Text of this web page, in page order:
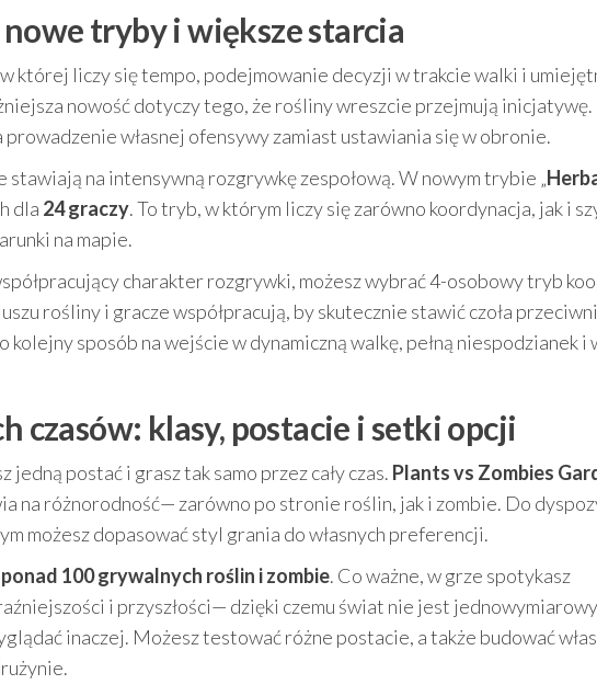
tryby i większe starcia
której liczy się tempo, podejmowanie decyzji w trakcie walki i
nowość dotyczy tego, że rośliny wreszcie przejmują inicjatywę.
prowadzenie własnej ofensywy zamiast ustawiania się w obronie.
na intensywną rozgrywkę zespołową. W nowym trybie „
dla 24 graczy. To tryb, w którym liczy się zarówno koordynacja, jak i
na mapie.
charakter rozgrywki, możesz wybrać 4-osobowy tryb
rośliny i gracze współpracują, by skutecznie stawić czoła
kolejny sposób na wejście w dynamiczną walkę, pełną niespodzianek i
czasów: klasy, postacie i setki opcji
postać i grasz tak samo przez cały czas. Plants vs Zombies
na różnorodność— zarówno po stronie roślin, jak i zombie. Do
możesz dopasować styl grania do własnych preferencji.
ponad 100 grywalnych roślin i zombie. Co ważne, w grze spotykasz
i przyszłości— dzięki czemu świat nie jest
inaczej. Możesz testować różne postacie, a także budować